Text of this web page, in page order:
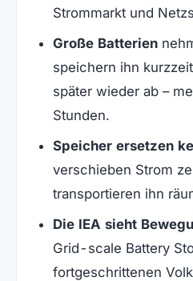
Strommarkt und
Große Batterien
speichern ihn
später wieder ab –
Stunden.
Speicher ersetzen
verschieben Strom
transportieren ihn
Die IEA sieht
Grid-scale Battery
fortgeschrittenen